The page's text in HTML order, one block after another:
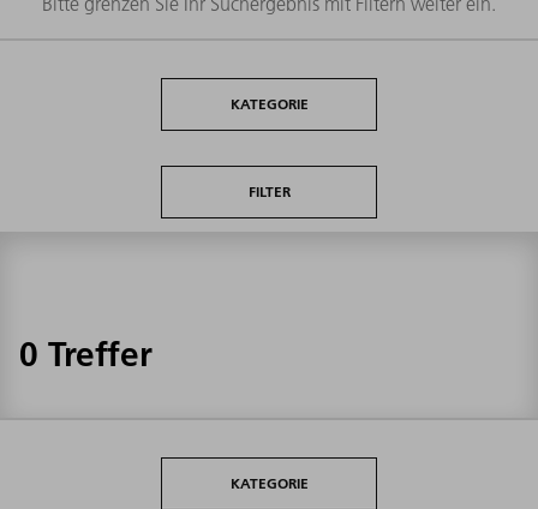
KATEGORIE
FILTER
0 Treffer
KATEGORIE